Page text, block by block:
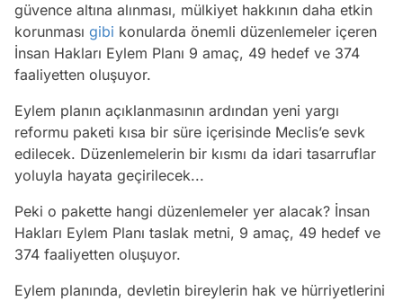
güvence altına alınması, mülkiyet hakkının daha etkin
korunması gibi konularda önemli düzenlemeler içeren
İnsan Hakları Eylem Planı 9 amaç, 49 hedef ve 374
faaliyetten oluşuyor.
Eylem planın açıklanmasının ardından yeni yargı
reformu paketi kısa bir süre içerisinde Meclis’e sevk
edilecek. Düzenlemelerin bir kısmı da idari tasarruflar
yoluyla hayata geçirilecek...
Peki o pakette hangi düzenlemeler yer alacak? İnsan
Hakları Eylem Planı taslak metni, 9 amaç, 49 hedef ve
374 faaliyetten oluşuyor.
Eylem planında, devletin bireylerin hak ve hürriyetlerini